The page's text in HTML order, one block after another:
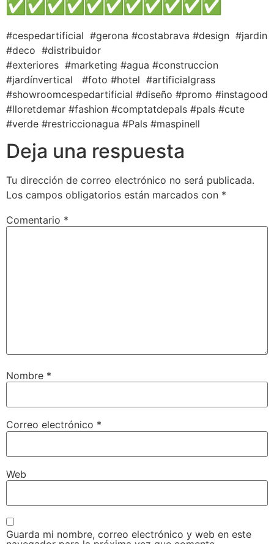
#cespedartificial #gerona #costabrava #design #jardin
#deco #distribuidor
#exteriores #marketing #agua #construccion
#jardínvertical #foto #hotel #artificialgrass
#showroomcespedartificial #diseño #promo #instagood
#lloretdemar #fashion #comptatdepals #pals #cute
#verde #restriccionagua #Pals #maspinell
Deja una respuesta
Tu dirección de correo electrónico no será publicada.
Los campos obligatorios están marcados con *
Comentario *
Nombre *
Correo electrónico *
Web
Guarda mi nombre, correo electrónico y web en este